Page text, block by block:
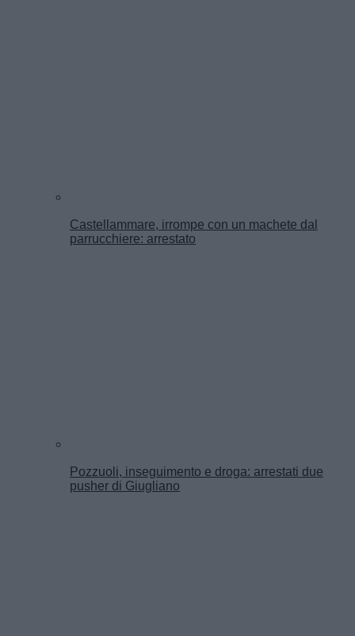
Castellammare, irrompe con un machete dal
parrucchiere: arrestato
Pozzuoli, inseguimento e droga: arrestati due
pusher di Giugliano